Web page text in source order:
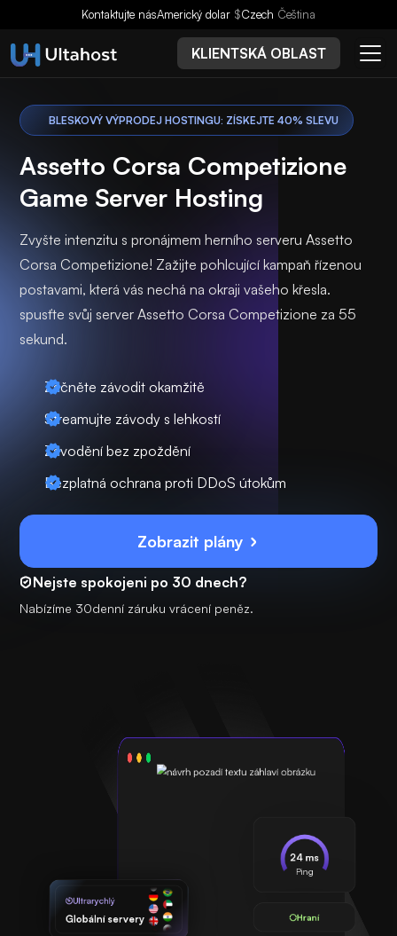
Kontaktujte násAmerický dolar $Czech Čeština
KLIENTSKÁ OBLAST
BLESKOVÝ VÝPRODEJ HOSTINGU: ZÍSKEJTE 40% SLEVU
Assetto Corsa Competizione
Game Server Hosting
Zvyšte intenzitu s pronájmem herního serveru Assetto
Corsa Competizione! Zažijte pohlcující kampaň řízenou
postavami, která vás nechá na okraji vašeho křesla.
spusťte svůj server Assetto Corsa Competizione za 55
sekund.
Začněte závodit okamžitě
Streamujte závody s lehkostí
Závodění bez zpoždění
Bezplatná ochrana proti DDoS útokům
Zobrazit plány
Nejste spokojeni po 30 dnech?
Nabízíme 30denní záruku vrácení peněz.
Ultrarychlý
Globální servery
24 ms
Ping
Hraní